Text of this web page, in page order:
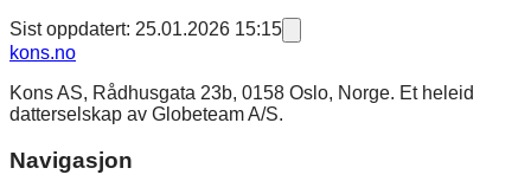
Sist oppdatert: 25.01.2026 15:15
kons.no
Kons AS, Rådhusgata 23b, 0158 Oslo, Norge. Et heleid
datterselskap av Globeteam A/S.
Navigasjon